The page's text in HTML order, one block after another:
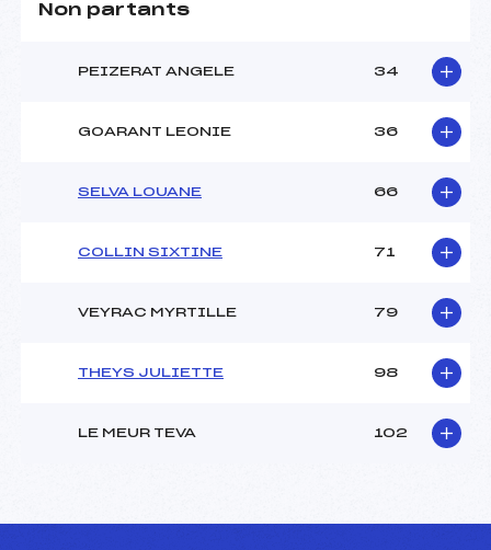
Non partants
PEIZERAT ANGELE 34
GOARANT LEONIE 36
SELVA LOUANE 66
COLLIN SIXTINE 71
VEYRAC MYRTILLE 79
THEYS JULIETTE 98
LE MEUR TEVA 102